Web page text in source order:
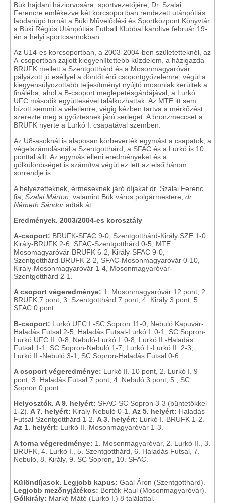
Bük hajdani háziorvosára, sportvezetőjére, Dr. Szalai
Ferencre emlékezve két korcsoportban rendezett utánpótlás
labdarúgó tornát a Büki Művelődési és Sportközpont Könyvtár
a Büki Régiós Utánpótlás Futball Klubbal karöltve február 19-
én a helyi sportcsarnokban.
Az U14-es korcsoportban, a 2003-2004-ben születetteknél, az
A-csoportban zajlott kiegyenlítettebb küzdelem, a házigazda
BRUFK mellett a Szentgotthárd és a Mosonmagyaróvár
pályázott jó eséllyel a döntőt érő csoportgyőzelemre, végül a
kiegyensúlyozottabb teljesítményt nyújtó mosoniak kerültek a
fináléba, ahol a B-csoport meglepetésgárdájával, a Lurkó
UFC második együttesével találkozhattak. Az MTE itt sem
bízott semmit a véletlenre, végig kézben tartva a mérkőzést
szerezte meg a győztesnek járó serleget. A bronzmeccset a
BRUFK nyerte a Lurkó I. csapatával szemben.
Az U8-asoknál is alaposan körbeverték egymást a csapatok, a
végelszámolásnál a Szentgotthárd, a SFAC és a Lurkó is 10
ponttal állt. Az egymás elleni eredményeket és a
gólkülönbséget is számítva végül ez lett az első három
sorrendje is.
A helyezetteknek, érmeseknek járó díjakat dr. Szalai Ferenc
fia, Szalai Márton , valamint Bük város polgármestere, dr.
Németh Sándor adták át.
Eredmények. 2003/2004-es korosztály
A-csoport: BRUFK-SFAC 9-0, Szentgotthárd-Király SZE 1-0,
Király-BRUFK 2-6, SFAC-Szentgotthárd 0-5, MTE
Mosomagyaróvár-BRUFK 6-2, Király-SFAC 9-0,
Szentgotthárd-BRUFK 2-2, SFAC-Mosonmagyaróvár 0-10,
Király-Mosonmagyaróvár 1-4, Mosonmagyaróvár-
Szentgotthárd 2-1.
A csoport végeredménye: 1. Mosonmagyaróvár 12 pont, 2.
BRUFK 7 pont, 3. Szentgotthárd 7 pont, 4. Király 3 pont, 5.
SFAC 0 pont.
B-csoport: Lurkó UFC I.-SC Sopron 11-0, Nebuló Kapuvár-
Haladás Futsal 2-5, Haladás Futsal-Lurkó I. 0-1, SC Sopron-
Lurkó UFC II. 0-8, Nebuló-Lurkó I. 0-8, Lurkó II.-Haladás
Futsal 1-1, SC Sopron-Nebuló 1-7, Lurkó I.-Lurkó II. 2-3,
Lurkó II.-Nebuló 3-1, SC Sopron-Haladás Futsal 0-6.
A csoport végeredménye: Lurkó II. 10 pont, 2. Lurkó I. 9
pont, 3. Haladás Futsal 7 pont, 4. Nebuló 3 pont, 5., SC
Sopron 0 pont.
Helyosztók. A 9. helyért: SFAC-SC Sopron 3-3 (büntetőkkel
1-2). A 7. helyért: Király-Nebuló 0-1. Az 5. helyért: Haladás
Futsal-Szentgotthárd 1-2. A 3. helyért: Lurkó I.-BRUFK 1-2.
Az 1. helyért: Lurkó II.-Mosonmagyaróvár 1-3.
A torna végeredménye: 1. Mosonmagyaróvár, 2. Lurkó II., 3.
BRUFK, 4. Lurkó I., 5. Szentgotthárd, 6. Haladás Futsal, 7.
Nebuló, 8. Király, 9. SC Sopron, 10. SFAC.
Különdíjasok. Legjobb kapus: Gaál Áron (Szentgotthárd).
Legjobb mezőnyjátékos: Bertók Raul (Mosonmagyaróvár).
Gólkirály: Markó Máté (Lurkó I.) 8 találattal.